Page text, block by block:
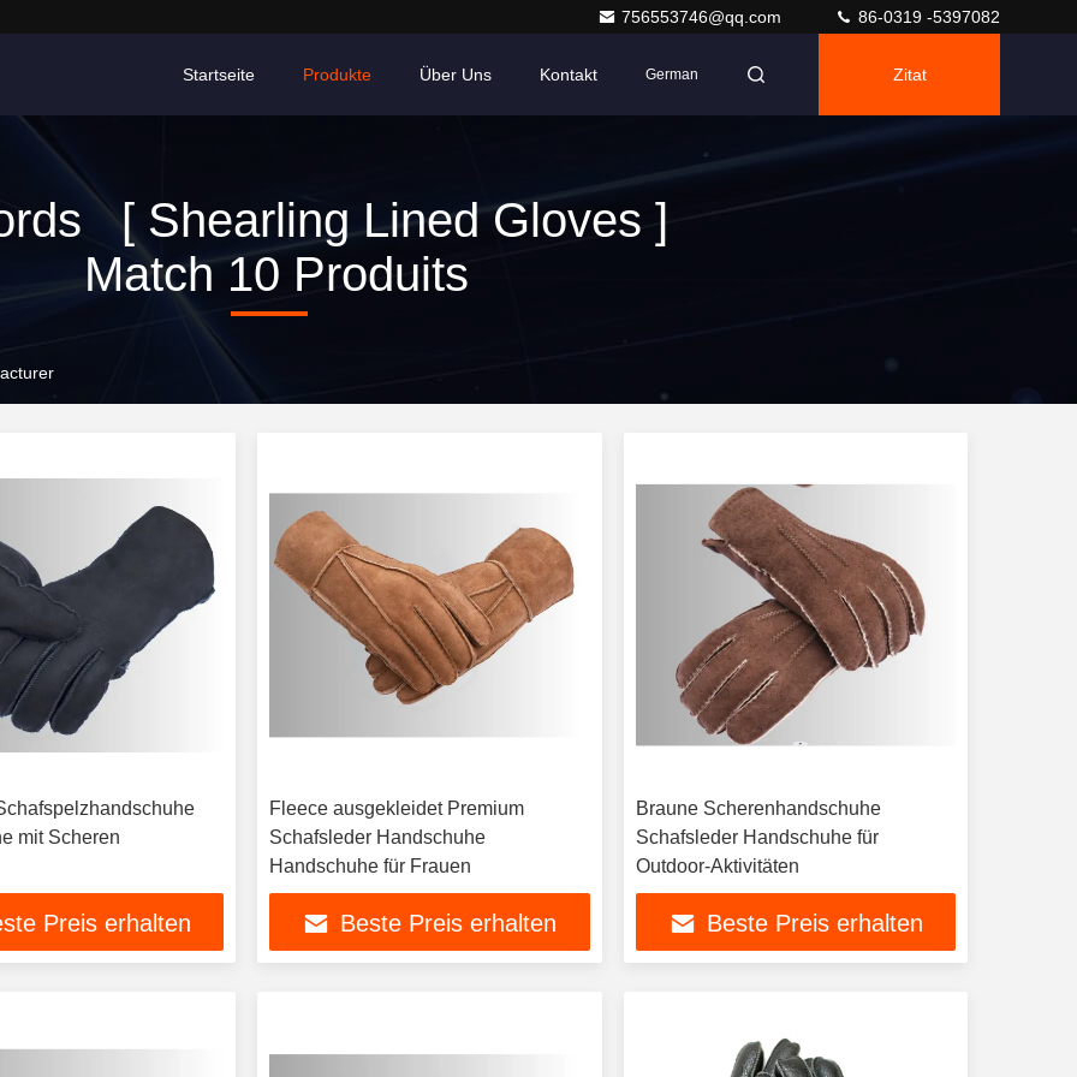
756553746@qq.com 86-0319 -5397082
Startseite Produkte Über Uns Kontakt German Zitat
[ Shearling Lined Gloves ]
Match 10 Produits
mit Scheren
Preis erhalten
Fleece ausgekleidet Premium
Schafsleder Handschuhe
Handschuhe für Frauen
Beste Preis erhalten
Braune Scherenhandschuhe
Schafsleder Handschuhe für
Outdoor-Aktivitäten
Beste Preis erhalten